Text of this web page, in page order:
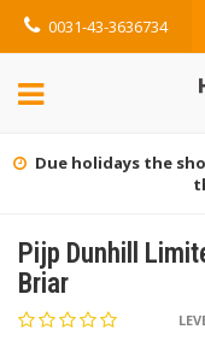
0031-43-3636734
Due holidays the
Pijp Dunhill
Briar